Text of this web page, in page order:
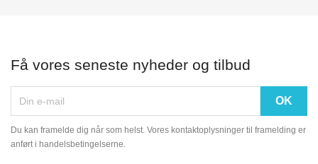
Få vores seneste nyheder og tilbud
Du kan framelde dig når som helst. Vores kontaktoplysninger til framelding er
anført i handelsbetingelserne.